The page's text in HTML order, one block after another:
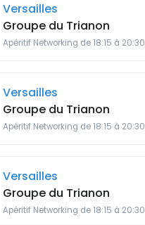
Versailles
Groupe du Trianon
Apéritif Networking de 18:15 à 20:30
Versailles
Groupe du Trianon
Apéritif Networking de 18:15 à 20:30
Versailles
Groupe du Trianon
Apéritif Networking de 18:15 à 20:30